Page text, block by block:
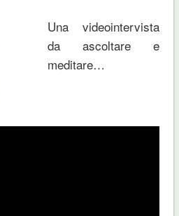
Una videointervista
da ascoltare e
meditare…